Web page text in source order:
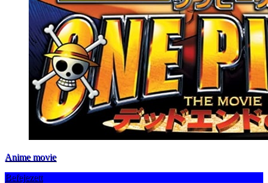
Anime movie
Befejezett